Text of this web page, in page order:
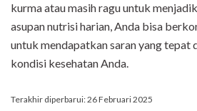
kurma atau masih ragu untuk
asupan nutrisi harian, Anda bisa
untuk mendapatkan saran yang tepat
kondisi kesehatan Anda.
Terakhir diperbarui: 26 Februari 2025